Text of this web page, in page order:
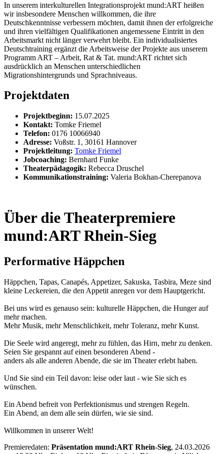
In unserem interkulturellen Integrationsprojekt mund:ART heißen
wir insbesondere Menschen willkommen, die ihre
Deutschkenntnisse verbessern möchten, damit ihnen der erfolgreiche
und ihren vielfältigen Qualifikationen angemessene Eintritt in den
Arbeitsmarkt nicht länger verwehrt bleibt. Ein individualisiertes
Deutschtraining ergänzt die Arbeitsweise der Projekte aus unserem
Programm ART – Arbeit, Rat & Tat. mund:ART richtet sich
ausdrücklich an Menschen unterschiedlichen
Migrationshintergrunds und Sprachniveaus.
Projektdaten
Projektbeginn: 15.07.2025
Kontakt: Tomke Friemel
Telefon: 0176 10066940
Adresse: Voßstr. 1, 30161 Hannover
Projektleitung: Tomke Friemel
Jobcoaching: Bernhard Funke
Theaterpädagogik: Rebecca Druschel
Kommunikationstraining: Valeria Bokhan-Cherepanova
Über die Theaterpremiere
mund:ART Rhein-Sieg
Performative Häppchen
Häppchen, Tapas, Canapés, Appetizer, Sakuska, Tasbira, Meze sind
kleine Leckereien, die den Appetit anregen vor dem Hauptgericht.
Bei uns wird es genauso sein: kulturelle Häppchen, die Hunger auf
mehr machen.
Mehr Musik, mehr Menschlichkeit, mehr Toleranz, mehr Kunst.
Die Seele wird angeregt, mehr zu fühlen, das Hirn, mehr zu denken.
Seien Sie gespannt auf einen besonderen Abend -
anders als alle anderen Abende, die sie im Theater erlebt haben.
Und Sie sind ein Teil davon: leise oder laut - wie Sie sich es
wünschen.
Ein Abend befreit von Perfektionismus und strengen Regeln.
Ein Abend, an dem alle sein dürfen, wie sie sind.
Willkommen in unserer Welt!
Premieredaten: Präsentation mund:ART Rhein-Sieg, 24.03.2026